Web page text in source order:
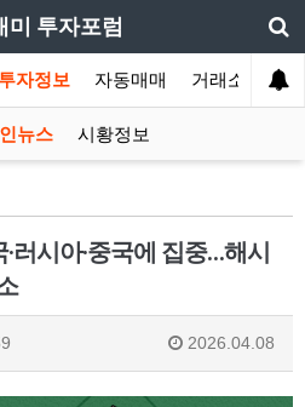
미 투자포럼
투자정보 자동매매 거래소
뉴스 시황정보
러시아·중국에 집중…해시
2026.04.08